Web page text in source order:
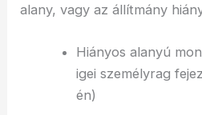
alany, vagy az állítmány
Hiányos alanyú
igei személyrag
én)